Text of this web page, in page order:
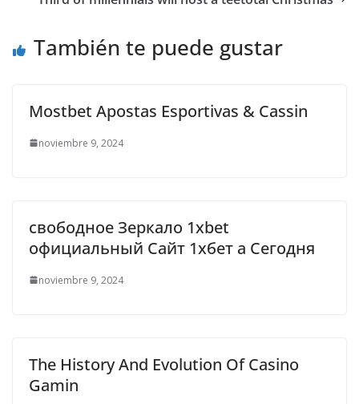
También te puede gustar
Mostbet Apostas Esportivas & Cassin
noviembre 9, 2024
свободное Зеркало 1xbet
официальный Сайт 1хбет а Сегодня
noviembre 9, 2024
The History And Evolution Of Casino
Gamin